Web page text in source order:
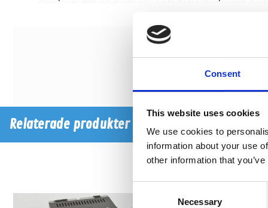
Consent
This website uses cookies
We use cookies to
information about your use
other information that
Necessary
Relaterade produkter